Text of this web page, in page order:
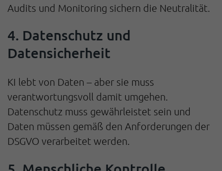
Audits und Monitoring sichern die Neutralität.
4. Datenschutz und
Datensicherheit
KI lebt von Daten – aber sie muss
verantwortungsvoll damit umgehen.
Datenschutz muss gewährleistet sein und
Daten müssen gemäß den Anforderungen der
DSGVO verarbeitet werden.